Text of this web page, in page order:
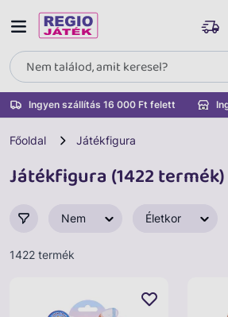
Ingyen szállítás 16 000 Ft felett
Főoldal Játékfigura
Játékfigura (1422 termék)
Nem Életkor
1422 termék